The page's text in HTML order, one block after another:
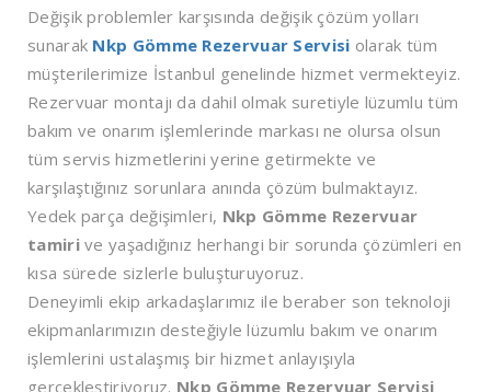
Değişik problemler karşısında değişik çözüm yolları
sunarak Nkp Gömme Rezervuar Servisi olarak tüm
müşterilerimize İstanbul genelinde hizmet vermekteyiz.
Rezervuar montajı da dahil olmak suretiyle lüzumlu tüm
bakım ve onarım işlemlerinde markası ne olursa olsun
tüm servis hizmetlerini yerine getirmekte ve
karşılaştığınız sorunlara anında çözüm bulmaktayız.
Yedek parça değişimleri, Nkp Gömme Rezervuar
tamirive yaşadığınız herhangi bir sorunda çözümleri en
kısa sürede sizlerle buluşturuyoruz.
Deneyimli ekip arkadaşlarımız ile beraber son teknoloji
ekipmanlarımızın desteğiyle lüzumlu bakım ve onarım
işlemlerini ustalaşmış bir hizmet anlayışıyla
gerçekleştiriyoruz. Nkp Gömme Rezervuar Servisi